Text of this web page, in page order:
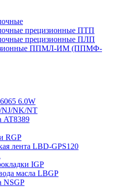
прецизионные ПТП
прецизионные ПЛП
ППМЛ-ИМ (ППМФ-
6.0W
NJ/NK/NT
AT8389
RGP
лента LBD-GPS120
IGP
масла LBGP
NSGP